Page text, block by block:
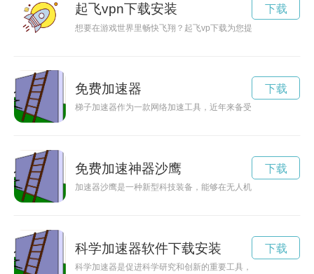
起飞vpn下载安装
想要在游戏世界里畅快飞翔？起飞vp下载为您提供了一个安全
下载
免费加速器
梯子加速器作为一款网络加速工具，近年来备受关注。它可以
下载
免费加速神器沙鹰
加速器沙鹰是一种新型科技装备，能够在无人机的基础上进行
下载
科学加速器软件下载安装
科学加速器是促进科学研究和创新的重要工具，通过试用可以
下载